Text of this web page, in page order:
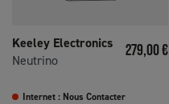
Keeley Electronics
Neutrino
Prix
279,00 €
Internet : Nous Contacter